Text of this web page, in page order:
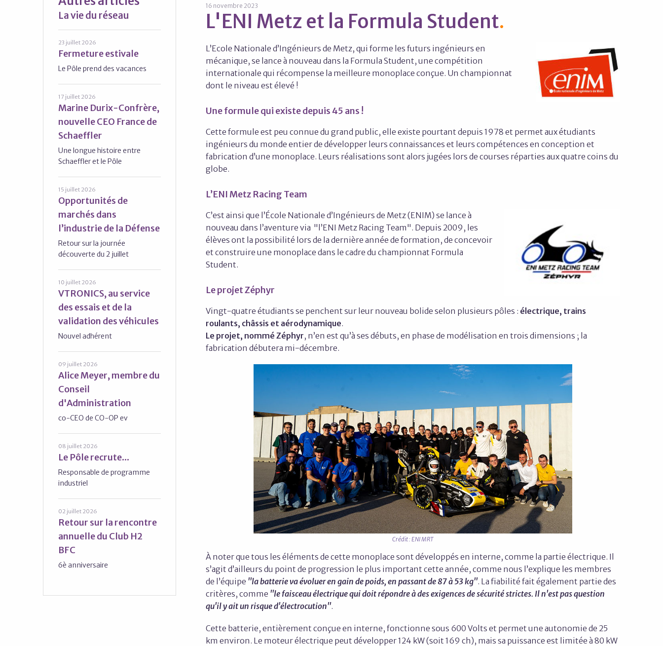
16 novembre 2023
L'ENI Metz et la Formula Student
L’Ecole Nationale d’Ingénieurs de Metz, qui forme les futurs ingénieurs en
mécanique, se lance à nouveau dans la Formula Student, une compétition
internationale qui récompense la meilleure monoplace conçue. Un championnat
dont le niveau est élevé !
Une formule qui existe depuis 45 ans !
Cette formule est peu connue du grand public, elle existe pourtant depuis 1978 et permet aux étudiants
ingénieurs du monde entier de développer leurs connaissances et leurs compétences en conception et
fabrication d’une monoplace. Leurs réalisations sont alors jugées lors de courses réparties aux quatre coins du
globe.
L’ENI Metz Racing Team
C’est ainsi que l’École Nationale d’Ingénieurs de Metz (ENIM) se lance à
nouveau dans l’aventure via "l’ENI Metz Racing Team". Depuis 2009, les
élèves ont la possibilité lors de la dernière année de formation, de concevoir
et construire une monoplace dans le cadre du championnat Formula
Student.
Le projet Zéphyr
Vingt-quatre étudiants se penchent sur leur nouveau bolide selon plusieurs pôles : électrique, trains
roulants, châssis et aérodynamique.
Le projet, nommé Zéphyr, n’en est qu’à ses débuts, en phase de modélisation en trois dimensions ; la
fabrication débutera mi-décembre.
Crédit : ENI MRT
À noter que tous les éléments de cette monoplace sont développés en interne, comme la partie électrique. Il
s’agit d’ailleurs du point de progression le plus important cette année, comme nous l’explique les membres
de l’équipe "la batterie va évoluer en gain de poids, en passant de 87 à 53 kg". La fiabilité fait également partie des
critères, comme "le faisceau électrique qui doit répondre à des exigences de sécurité strictes. Il n'est pas question
qu'il y ait un risque d'électrocution".
Cette batterie, entièrement conçue en interne, fonctionne sous 600 Volts et permet une autonomie de 25
km environ. Le moteur électrique peut développer 124 kW (soit 169 ch), mais sa puissance est limitée à 80 kW
La vie du réseau
23 juillet 2026
Fermeture estivale
Le Pôle prend des vacances
17 juillet 2026
Marine Durix-Confrère,
nouvelle CEO France de
Schaeffler
Une longue histoire entre
Schaeffler et le Pôle
15 juillet 2026
Opportunités de
marchés dans
l’industrie de la Défense
Retour sur la journée
découverte du 2 juillet
10 juillet 2026
VTRONICS, au service
des essais et de la
validation des véhicules
Nouvel adhérent
09 juillet 2026
Alice Meyer, membre du
Conseil
d'Administration
co-CEO de CO-OP ev
08 juillet 2026
Le Pôle recrute...
Responsable de programme
industriel
02 juillet 2026
Retour sur la rencontre
annuelle du Club H2
BFC
6è anniversaire